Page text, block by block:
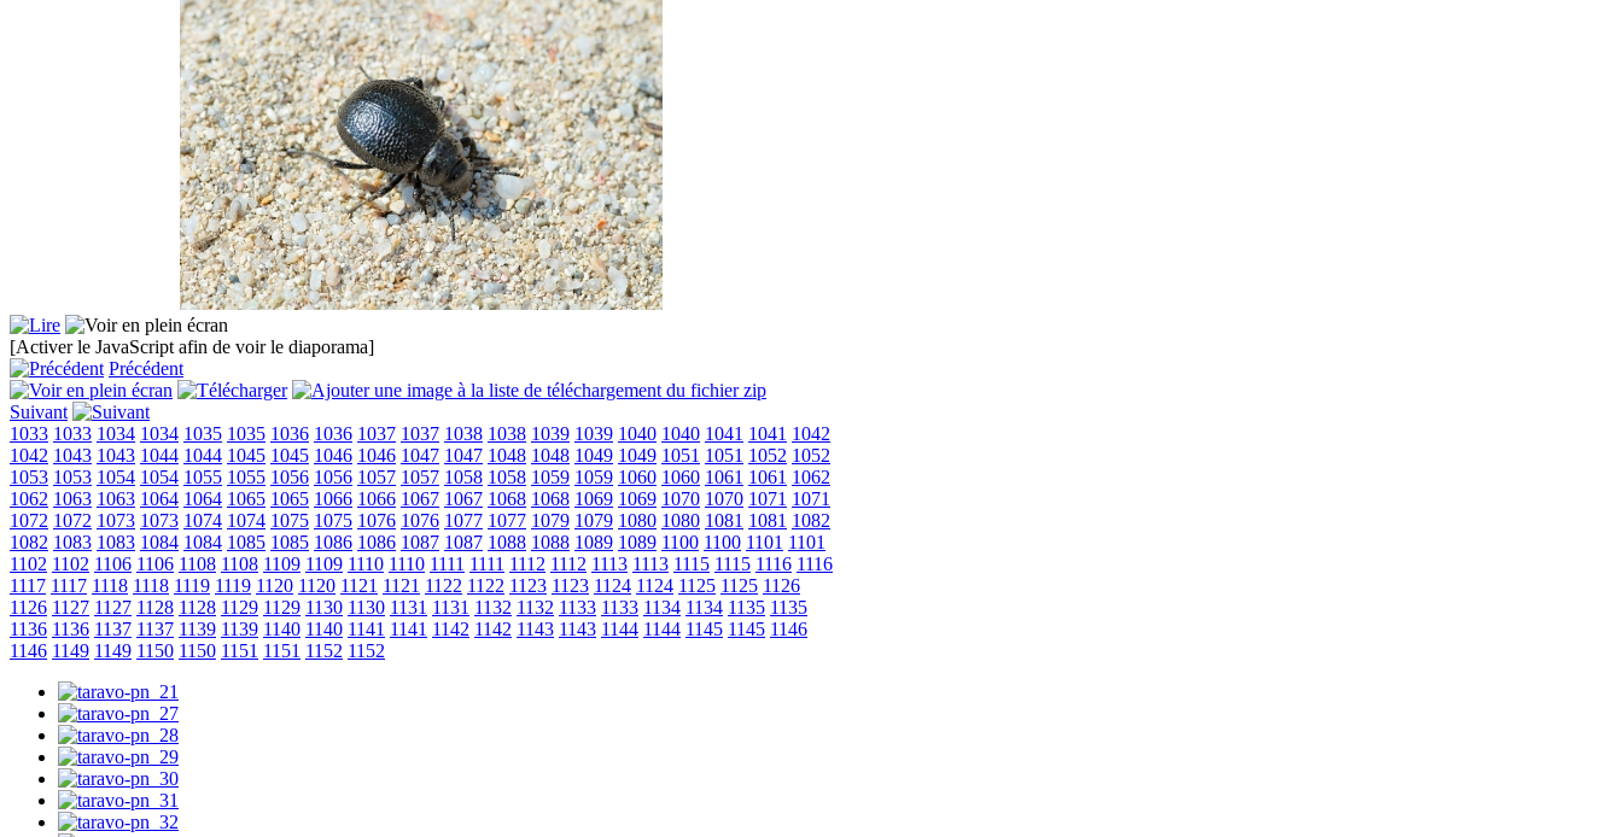
[Activer le JavaScript afin de voir le diaporama]
Précédent
Suivant
1033 1033 1034 1034 1035 1035 1036 1036 1037 1037 1038 1038 1039 1039 1040 1040 1041 1041 1042
1042 1043 1043 1044 1044 1045 1045 1046 1046 1047 1047 1048 1048 1049 1049 1051 1051 1052 1052
1053 1053 1054 1054 1055 1055 1056 1056 1057 1057 1058 1058 1059 1059 1060 1060 1061 1061 1062
1062 1063 1063 1064 1064 1065 1065 1066 1066 1067 1067 1068 1068 1069 1069 1070 1070 1071 1071
1072 1072 1073 1073 1074 1074 1075 1075 1076 1076 1077 1077 1079 1079 1080 1080 1081 1081 1082
1082 1083 1083 1084 1084 1085 1085 1086 1086 1087 1087 1088 1088 1089 1089 1100 1100 1101 1101
1102 1102 1106 1106 1108 1108 1109 1109 1110 1110 1111 1111 1112 1112 1113 1113 1115 1115 1116 1116
1117 1117 1118 1118 1119 1119 1120 1120 1121 1121 1122 1122 1123 1123 1124 1124 1125 1125 1126
1126 1127 1127 1128 1128 1129 1129 1130 1130 1131 1131 1132 1132 1133 1133 1134 1134 1135 1135
1136 1136 1137 1137 1139 1139 1140 1140 1141 1141 1142 1142 1143 1143 1144 1144 1145 1145 1146
1146 1149 1149 1150 1150 1151 1151 1152 1152